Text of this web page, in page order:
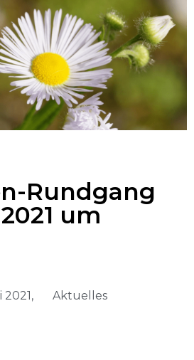
Rundgang
um
2021, Aktuelles